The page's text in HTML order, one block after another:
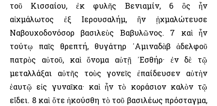
τοῦ Κισσαίου, ἐκ φυλῆς Βενιαμίν, 6 ὃς ἦν
αἰχμάλωτος ἐξ ῾Ιερουσαλήμ, ἣν ᾐχμαλώτευσε
Ναβουχοδονόσορ βασιλεὺς Βαβυλῶνος. 7 καὶ ἦν
τούτῳ παῖς θρεπτή, θυγάτηρ ᾿Αμιναδὰβ ἀδελφοῦ
πατρὸς αὐτοῦ, καὶ ὄνομα αὐτῇ ᾿Εσθήρ· ἐν δὲ τῷ
μεταλλάξαι αὐτῆς τοὺς γονεῖς ἐπαίδευσεν αὐτὴν
ἑαυτῷ εἰς γυναῖκα· καὶ ἦν τὸ κοράσιον καλὸν τῷ
εἴδει. 8 καὶ ὅτε ἠκούσθη τὸ τοῦ βασιλέως πρόσταγμα,